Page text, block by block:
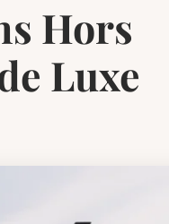
Hors
Luxe